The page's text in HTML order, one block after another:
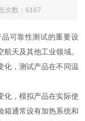
数：6167
可靠性测试的重要设
天及其他工业领域。
化，测试产品在不同温
化，模拟产品在实际使
箱通常设有加热系统和